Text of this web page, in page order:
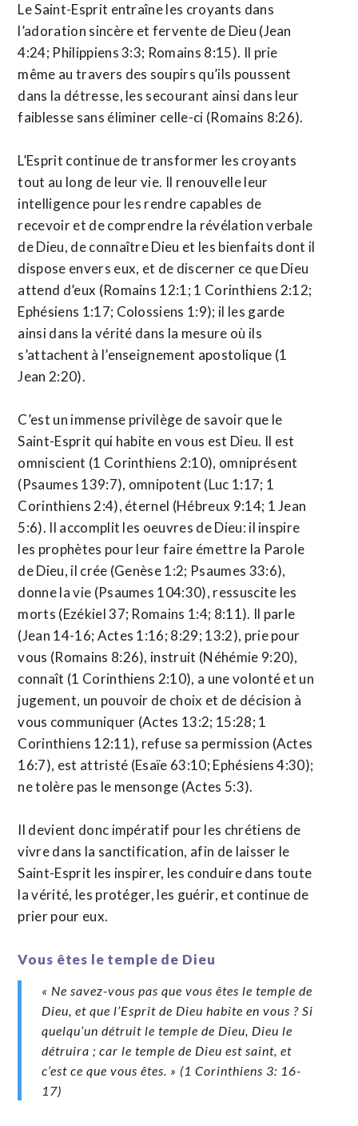
Le Saint-Esprit entraîne les croyants dans
l’adoration sincère et fervente de Dieu (Jean
4:24; Philippiens 3:3; Romains 8:15). Il prie
même au travers des soupirs qu’ils poussent
dans la détresse, les secourant ainsi dans leur
faiblesse sans éliminer celle-ci (Romains 8:26).
L’Esprit continue de transformer les croyants
tout au long de leur vie. Il renouvelle leur
intelligence pour les rendre capables de
recevoir et de comprendre la révélation verbale
de Dieu, de connaître Dieu et les bienfaits dont il
dispose envers eux, et de discerner ce que Dieu
attend d’eux (Romains 12:1; 1 Corinthiens 2:12;
Ephésiens 1:17; Colossiens 1:9); il les garde
ainsi dans la vérité dans la mesure où ils
s’attachent à l’enseignement apostolique (1
Jean 2:20).
C’est un immense privilège de savoir que le
Saint-Esprit qui habite en vous est Dieu. Il est
omniscient (1 Corinthiens 2:10), omniprésent
(Psaumes 139:7), omnipotent (Luc 1:17; 1
Corinthiens 2:4), éternel (Hébreux 9:14; 1 Jean
5:6). Il accomplit les oeuvres de Dieu: il inspire
les prophètes pour leur faire émettre la Parole
de Dieu, il crée (Genèse 1:2; Psaumes 33:6),
donne la vie (Psaumes 104:30), ressuscite les
morts (Ezékiel 37; Romains 1:4; 8:11). Il parle
(Jean 14-16; Actes 1:16; 8:29; 13:2), prie pour
vous (Romains 8:26), instruit (Néhémie 9:20),
connaît (1 Corinthiens 2:10), a une volonté et un
jugement, un pouvoir de choix et de décision à
vous communiquer (Actes 13:2; 15:28; 1
Corinthiens 12:11), refuse sa permission (Actes
16:7), est attristé (Esaïe 63:10; Ephésiens 4:30);
ne tolère pas le mensonge (Actes 5:3).
Il devient donc impératif pour les chrétiens de
vivre dans la sanctification, afin de laisser le
Saint-Esprit les inspirer, les conduire dans toute
la vérité, les protéger, les guérir, et continue de
prier pour eux.
Vous êtes le temple de Dieu
« Ne savez-vous pas que vous êtes le temple de
Dieu, et que l’Esprit de Dieu habite en vous ? Si
quelqu’un détruit le temple de Dieu, Dieu le
détruira ; car le temple de Dieu est saint, et
c’est ce que vous êtes. » (1 Corinthiens 3: 16-
17)